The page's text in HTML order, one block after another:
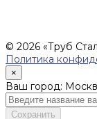
© 2026 «Труб
Политика
×
Ваш город:
Сохранить